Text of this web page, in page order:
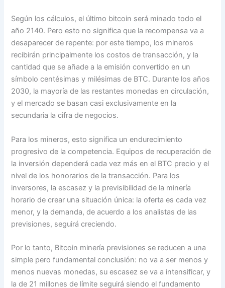
Según los cálculos, el último bitcoin será minado todo el
año 2140. Pero esto no significa que la recompensa va a
desaparecer de repente: por este tiempo, los mineros
recibirán principalmente los costos de transacción, y la
cantidad que se añade a la emisión convertido en un
símbolo centésimas y milésimas de BTC. Durante los años
2030, la mayoría de las restantes monedas en circulación,
y el mercado se basan casi exclusivamente en la
secundaria la cifra de negocios.
Para los mineros, esto significa un endurecimiento
progresivo de la competencia. Equipos de recuperación de
la inversión dependerá cada vez más en el BTC precio y el
nivel de los honorarios de la transacción. Para los
inversores, la escasez y la previsibilidad de la minería
horario de crear una situación única: la oferta es cada vez
menor, y la demanda, de acuerdo a los analistas de las
previsiones, seguirá creciendo.
Por lo tanto, Bitcoin minería previsiones se reducen a una
simple pero fundamental conclusión: no va a ser menos y
menos nuevas monedas, su escasez se va a intensificar, y
la de 21 millones de límite seguirá siendo el fundamento